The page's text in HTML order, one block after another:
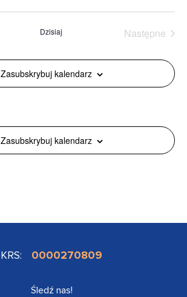
Dzisiaj
Następne
Zasubskrybuj kalendarz
Zasubskrybuj kalendarz
KRS: 0000270809
Śledź nas!